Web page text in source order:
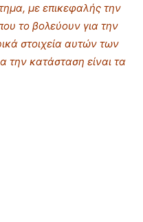
με επικεφαλής την
το βολεύουν για την
στοιχεία αυτών των
κατάσταση είναι τα